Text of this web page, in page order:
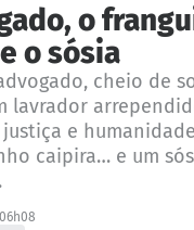
o
o sósia
cheio de
lavrador
e
caipira… e um